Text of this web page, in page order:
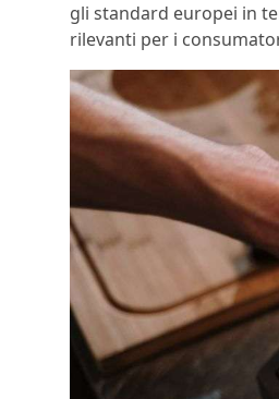
gli standard europei in
rilevanti per i